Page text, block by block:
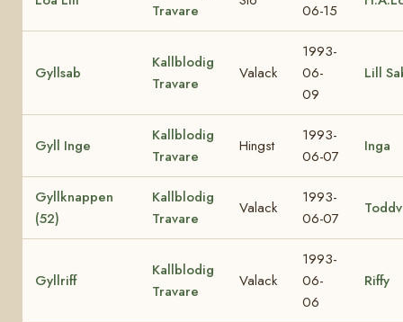
Travare
06-15
Gyllsab
Kallblodig
Travare
Valack
1993-
06-
09
Lill
Gyll Inge
Kallblodig
Travare
Hingst
1993-
06-07
Inga
Gyllknappen
(52)
Kallblodig
Travare
Valack
1993-
06-07
Gyllriff
Kallblodig
Travare
Valack
1993-
06-
06
Riffy